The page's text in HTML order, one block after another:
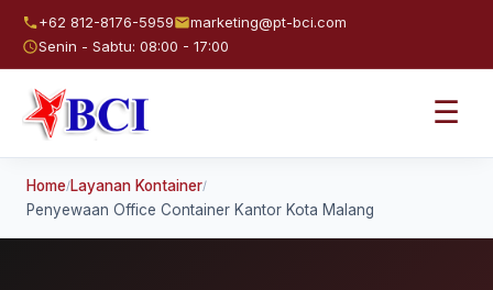
+62 812-8176-5959
marketing@pt-bci.com
Senin - Sabtu: 08:00 - 17:00
☰
Home/Layanan Kontainer/
Penyewaan Office Container Kantor Kota Malang